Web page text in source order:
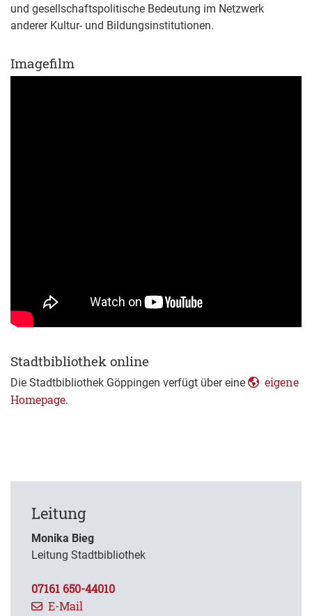
und gesellschaftspolitische Bedeutung im Netzwerk
anderer Kultur- und Bildungsinstitutionen.
Imagefilm
Stadtbibliothek online
Die Stadtbibliothek Göppingen verfügt über eine
eigene
Homepage.
Leitung
Monika Bieg
Leitung Stadtbibliothek
07161 650-44010
E-Mail